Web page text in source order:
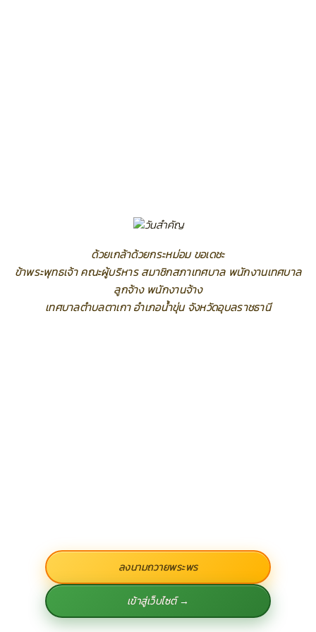
ด้วยเกล้าด้วยกระหม่อม ขอเดชะ
ข้าพระพุทธเจ้า คณะผู้บริหาร สมาชิกสภาเทศบาล พนักงานเทศบาล
ลูกจ้าง พนักงานจ้าง
เทศบาลตำบลตาเกา อำเภอน้ำขุ่น จังหวัดอุบลราชธานี
ลงนามถวายพระพร
เข้าสู่เว็บไซต์ →